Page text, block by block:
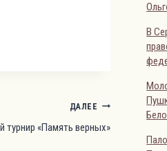
ДАЛЕЕ
«Память верных»
В